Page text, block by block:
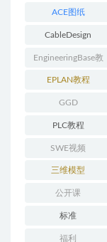
ACE图纸
CableDesign
EngineeringBase教
程
EPLAN教程
GGD
PLC教程
SWE视频
三维模型
公开课
标准
福利